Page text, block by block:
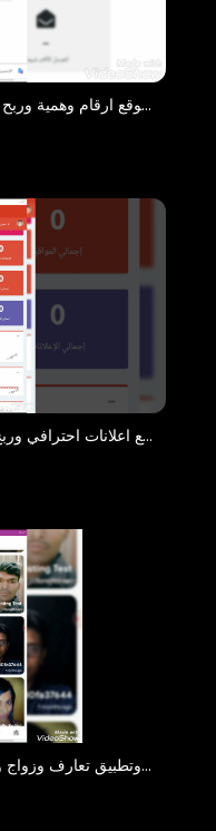
إنشاء موقع ارقام وهمية وربح شهربا 900$الف دولار
إنشاء موقع اعلانات احترافي وربح يوميا 340$الف دولار
دورة انشاء موقع وتطبيق تعارف وزواج وعمل علاقات ومواعدات